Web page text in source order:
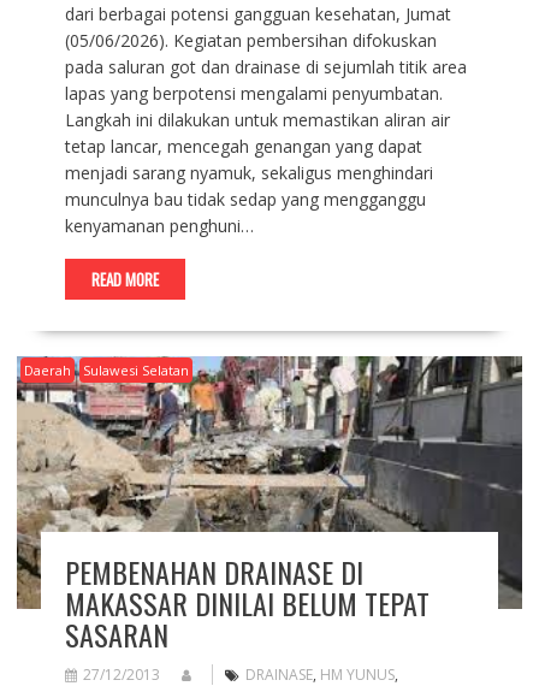
dari berbagai potensi gangguan kesehatan, Jumat
(05/06/2026). Kegiatan pembersihan difokuskan
pada saluran got dan drainase di sejumlah titik area
lapas yang berpotensi mengalami penyumbatan.
Langkah ini dilakukan untuk memastikan aliran air
tetap lancar, mencegah genangan yang dapat
menjadi sarang nyamuk, sekaligus menghindari
munculnya bau tidak sedap yang mengganggu
kenyamanan penghuni…
READ MORE
Daerah Sulawesi Selatan
PEMBENAHAN DRAINASE DI
MAKASSAR DINILAI BELUM TEPAT
SASARAN
27/12/2013 DRAINASE, HM YUNUS,